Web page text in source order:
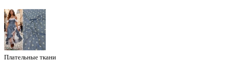
Плательные ткани